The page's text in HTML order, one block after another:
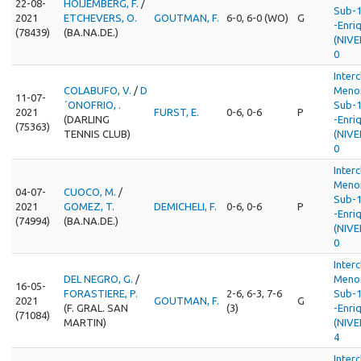
22-08-
2021
(78439)
HOIJEMBERG, F. /
ETCHEVERS, O.
(BA.NA.DE.)
GOUTMAN, F. 6-0, 6-0 (WO) G
Sub-
-
0
11-07-
2021
(75363)
COLABUFO, V. / D
´ONOFRIO, .
(DARLING
TENNIS CLUB)
FURST, E. 0-6, 0-6 P
Sub-
-
0
04-07-
2021
(74994)
CUOCO, M. /
GOMEZ, T.
(BA.NA.DE.)
DEMICHELI, F. 0-6, 0-6 P
Sub-
-
0
16-05-
2021
(71084)
DEL NEGRO, G. /
FORASTIERE, P.
(F. GRAL. SAN
MARTIN)
GOUTMAN, F.
2-6, 6-3, 7-6
(3)
G
Sub-
-
4